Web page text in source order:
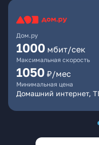
Дом.ру
1000 мбит/сек
Максимальная скорость
1050 ₽/мес
Минимальная цена
Домашний интернет,